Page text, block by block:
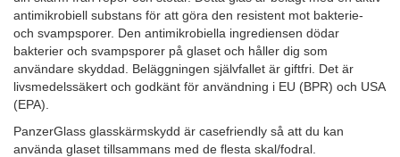
antimikrobiell substans för att göra den resistent mot bakterie-
och svampsporer. Den antimikrobiella ingrediensen dödar
bakterier och svampsporer på glaset och håller dig som
användare skyddad. Beläggningen självfallet är giftfri. Det är
livsmedelssäkert och godkänt för användning i EU (BPR) och USA
(EPA).
PanzerGlass glasskärmskydd är casefriendly så att du kan
använda glaset tillsammans med de flesta skal/fodral.